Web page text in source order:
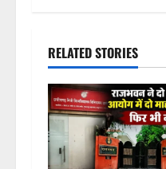
RELATED STORIES